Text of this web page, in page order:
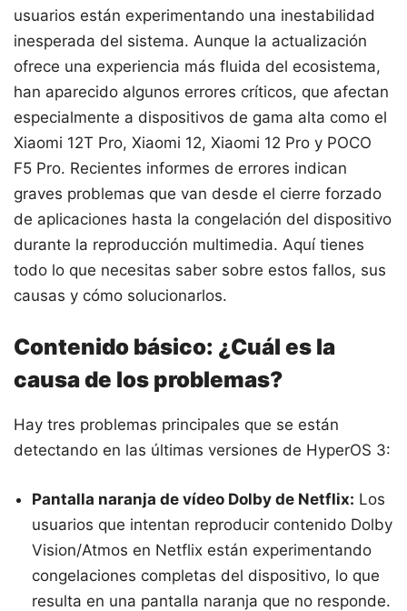
usuarios están experimentando una inestabilidad
inesperada del sistema. Aunque la actualización
ofrece una experiencia más fluida del ecosistema,
han aparecido algunos errores críticos, que afectan
especialmente a dispositivos de gama alta como el
Xiaomi 12T Pro, Xiaomi 12, Xiaomi 12 Pro y POCO
F5 Pro. Recientes informes de errores indican
graves problemas que van desde el cierre forzado
de aplicaciones hasta la congelación del dispositivo
durante la reproducción multimedia. Aquí tienes
todo lo que necesitas saber sobre estos fallos, sus
causas y cómo solucionarlos.
Contenido básico: ¿Cuál es la
causa de los problemas?
Hay tres problemas principales que se están
detectando en las últimas versiones de HyperOS 3:
Pantalla naranja de vídeo Dolby de Netflix: Los
usuarios que intentan reproducir contenido Dolby
Vision/Atmos en Netflix están experimentando
congelaciones completas del dispositivo, lo que
resulta en una pantalla naranja que no responde.